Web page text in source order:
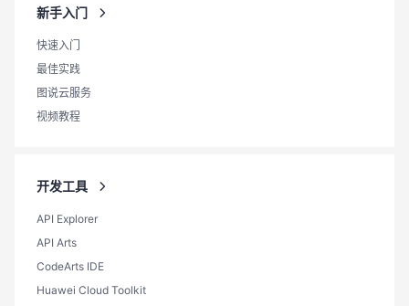
新手入门
快速入门
最佳实践
图说云服务
视频教程
开发工具
API Explorer
API Arts
CodeArts IDE
Huawei Cloud Toolkit